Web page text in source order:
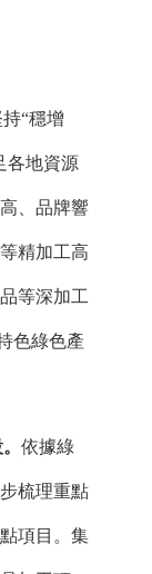
持“穩增
各地資源
、品牌響
精加工高
等深加工
色綠色產
依據綠
梳理重點
項目。集